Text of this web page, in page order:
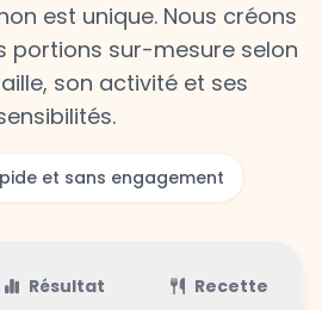
est unique. Nous créons
portions sur-mesure selon
son activité et ses
et sans engagement
Résultat Recette